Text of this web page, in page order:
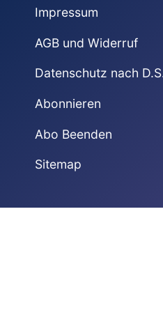
Impressum
AGB und Widerruf
Datenschutz nach
Abonnieren
Abo Beenden
Sitemap